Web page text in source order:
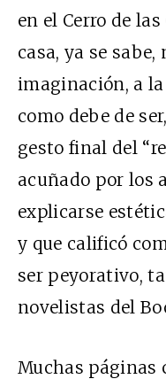
en el Cerro de
casa, ya se
imaginación, a la
como debe de
gesto final del
acuñado por los
explicarse
y que calificó
ser peyorativo,
novelistas del
Muchas páginas